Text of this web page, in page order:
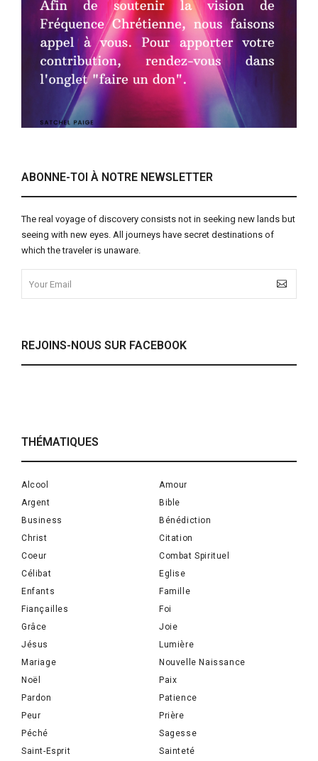
ABONNE-TOI À NOTRE NEWSLETTER
The real voyage of discovery consists not in seeking new lands but
seeing with new eyes. All journeys have secret destinations of
which the traveler is unaware.
REJOINS-NOUS SUR FACEBOOK
THÉMATIQUES
Alcool
Amour
Argent
Bible
Business
Bénédiction
Christ
Citation
Coeur
Combat Spirituel
Célibat
Eglise
Enfants
Famille
Fiançailles
Foi
Grâce
Joie
Jésus
Lumière
Mariage
Nouvelle Naissance
Noël
Paix
Pardon
Patience
Peur
Prière
Péché
Sagesse
Saint-Esprit
Sainteté